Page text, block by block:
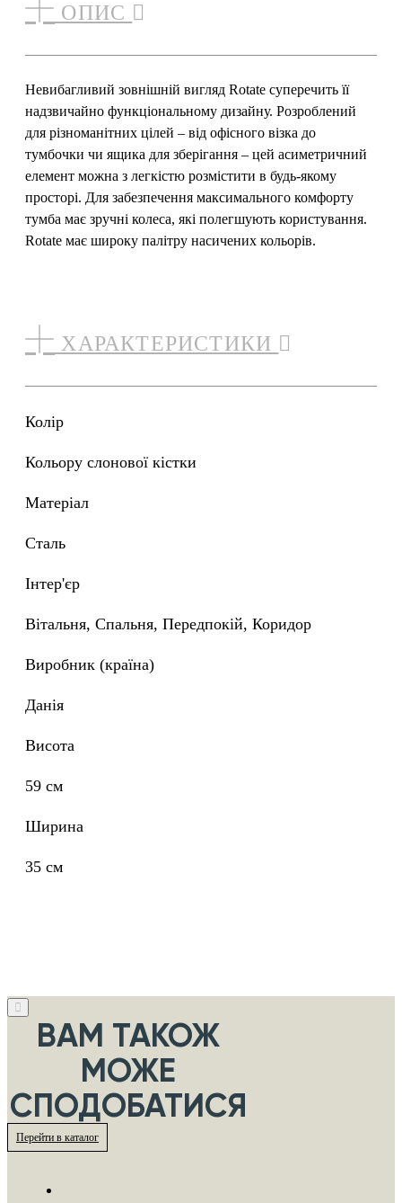
ОПИС
Невибагливий зовнішній вигляд Rotate суперечить її
надзвичайно функціональному дизайну. Розроблений
для різноманітних цілей – від офісного візка до
тумбочки чи ящика для зберігання – цей асиметричний
елемент можна з легкістю розмістити в будь-якому
просторі. Для забезпечення максимального комфорту
тумба має зручні колеса, які полегшують користування.
Rotate має широку палітру насичених кольорів.
ХАРАКТЕРИСТИКИ
Колір
кольору слонової кістки
Матеріал
Сталь
Інтер'єр
Вітальня, Спальня, Передпокій, Коридор
Виробник (країна)
Данія
Висота
59 см
Ширина
35 см
ВАМ ТАКОЖ
МОЖЕ
СПОДОБАТИСЯ
Перейти в каталог